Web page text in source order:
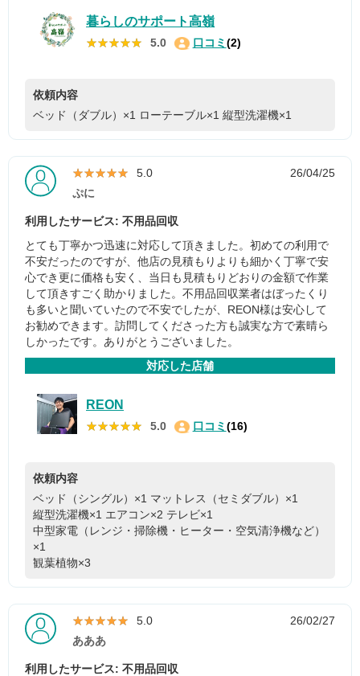
暮らしのサポート高嶺
★★★★★
★★★★★ 5.0 口コミ (2)
依頼内容
ベッド（ダブル）×1 ローテーブル×1 縦型洗濯機×1
★★★★★
★★★★★ 5.0
26/04/25
ぷに
利用したサービス: 不用品回収
とても丁寧かつ迅速に対応して頂きました。初めての利用で
不安だったのですが、他店の見積もりよりも細かく丁寧で安
心でき更に価格も安く、当日も見積もりどおりの金額で作業
して頂きすごく助かりました。不用品回収業者はぼったくり
も多いと聞いていたので不安でしたが、REON様は安心して
お勧めできます。訪問してくださった方も誠実な方で素晴ら
しかったです。ありがとうございました。
対応した店舗
REON
★★★★★
★★★★★ 5.0 口コミ (16)
依頼内容
ベッド（シングル）×1 マットレス（セミダブル）×1
縦型洗濯機×1 エアコン×2 テレビ×1
中型家電（レンジ・掃除機・ヒーター・空気清浄機など）
×1
観葉植物×3
★★★★★
★★★★★ 5.0
26/02/27
あああ
利用したサービス: 不用品回収